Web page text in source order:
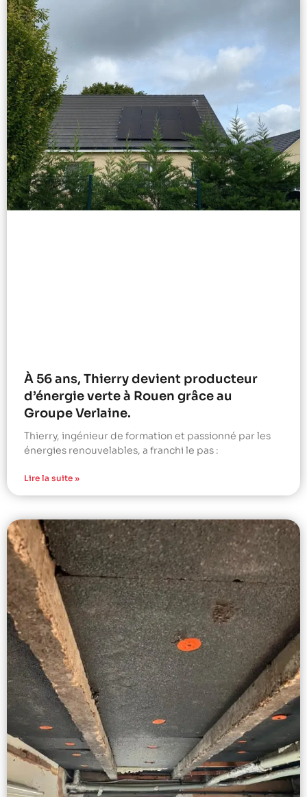
À 56 ans, Thierry devient producteur
d’énergie verte à Rouen grâce au
Groupe Verlaine.
Thierry, ingénieur de formation et passionné par les
énergies renouvelables, a franchi le pas :
Lire la suite »